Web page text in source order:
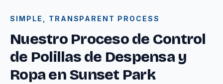
SIMPLE, TRANSPARENT PROCESS
Nuestro Proceso de Control
de Polillas de Despensa y
Ropa en Sunset Park